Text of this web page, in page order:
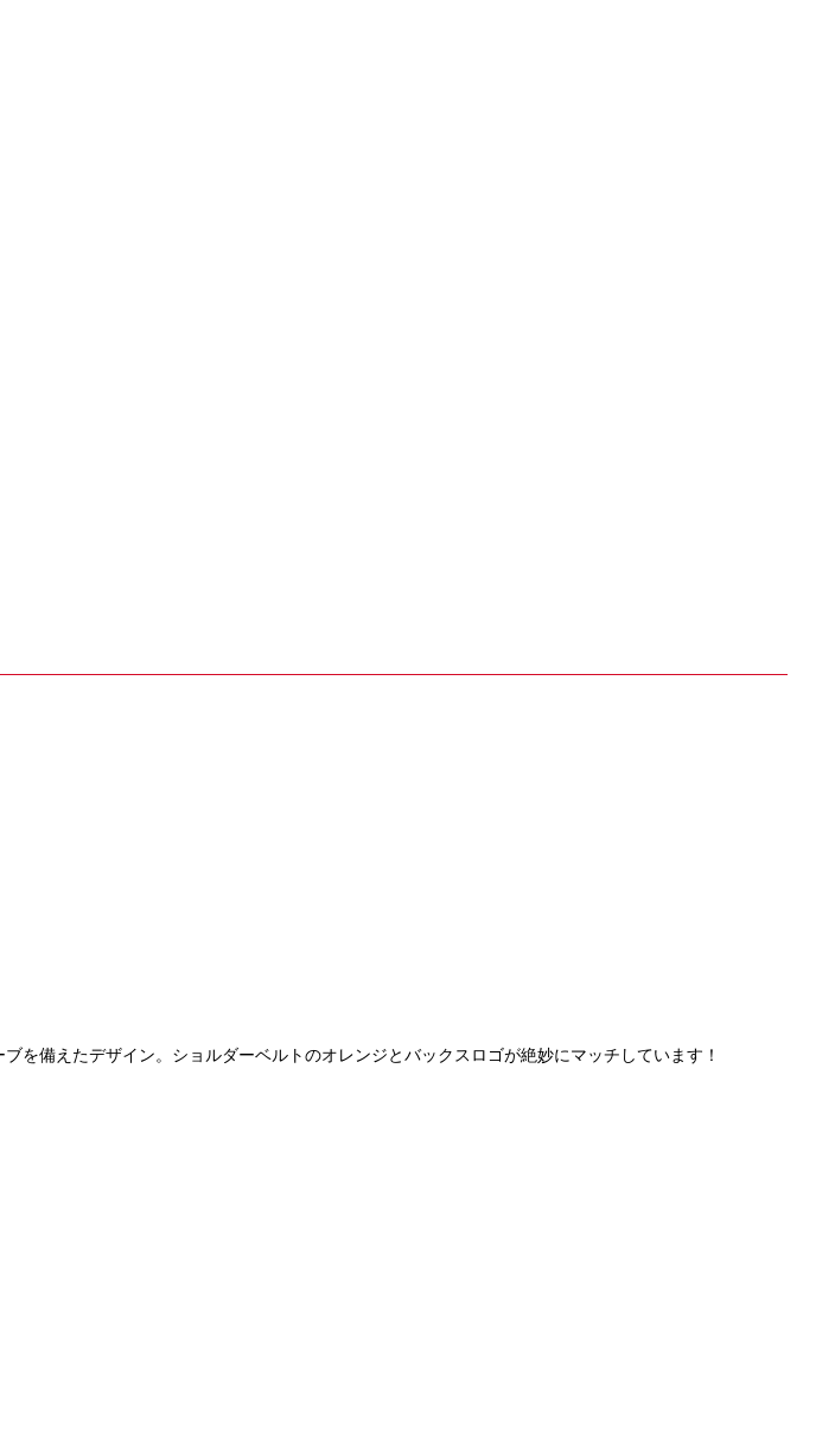
を備えたデザイン。ショルダーベルトのオレンジとバックスロゴが絶妙にマッチしています！